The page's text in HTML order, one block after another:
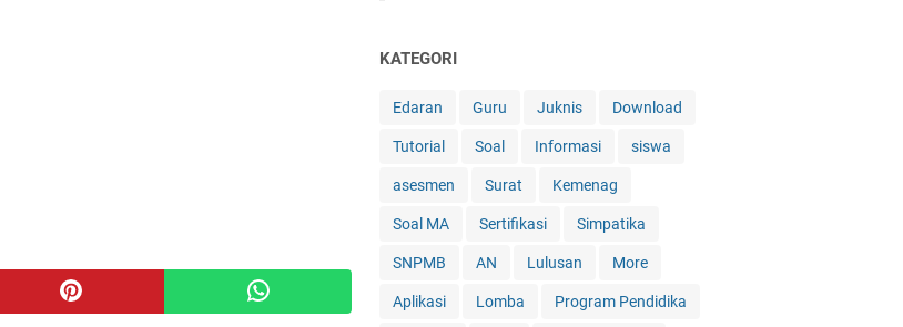
KATEGORI
Edaran Guru Juknis Download
Tutorial Soal Informasi siswa
asesmen Surat Kemenag
Soal MA Sertifikasi Simpatika
SNPMB AN Lulusan More
Aplikasi Lomba Program Pendidika